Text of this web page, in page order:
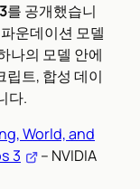
를 공개했습니
운데이션 모델
나의 모델 안에
립트, 합성 데이
다.
World, and
3
– NVIDIA